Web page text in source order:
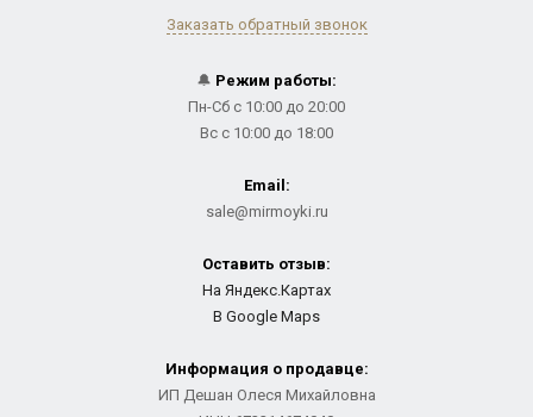
Заказать обратный звонок
🔔 Режим работы:
Пн-Сб с 10:00 до 20:00
Вс с 10:00 до 18:00
Email:
sale@mirmoyki.ru
Оставить отзыв:
На Яндекс.Картах
В Google Maps
Информация о продавце:
ИП Дешан Олеся Михайловна